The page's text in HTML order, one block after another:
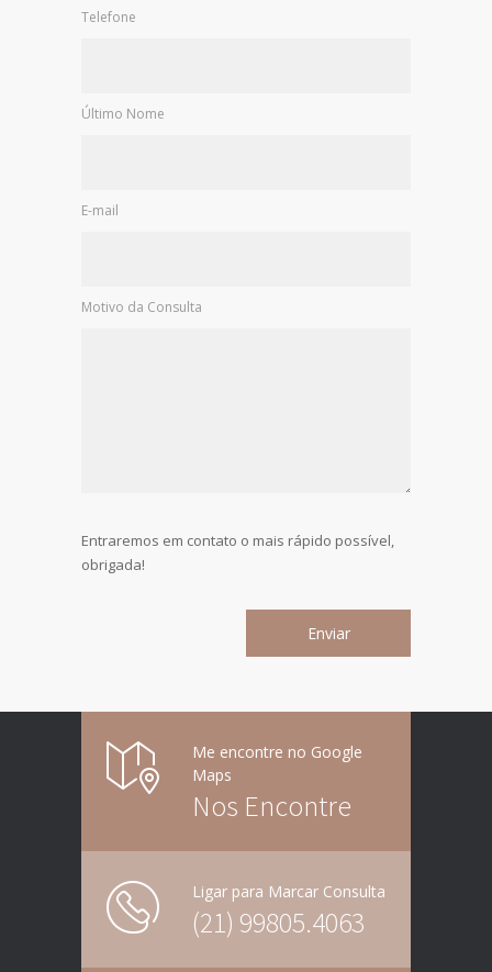
Telefone
Último Nome
E-mail
Motivo da Consulta
Entraremos em contato o mais rápido possível,
obrigada!
Me encontre no Google
Maps
Nos Encontre
Ligar para Marcar Consulta
(21) 99805.4063